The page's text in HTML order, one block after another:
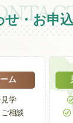
せ・お申
ム
学
相談 